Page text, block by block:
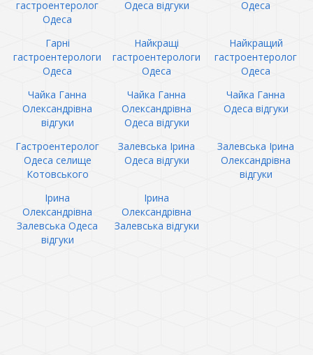
гастроентеролог
Одеса
Одеса відгуки
Одеса
Гарні
гастроентерологи
Одеса
Найкращі
гастроентерологи
Одеса
Найкращий
гастроентеролог
Одеса
Чайка Ганна
Олександрівна
відгуки
Чайка Ганна
Олександрівна
Одеса відгуки
Чайка Ганна
Одеса відгуки
Гастроентеролог
Одеса селище
Котовського
Залевська Ірина
Одеса відгуки
Залевська Ірина
Олександрівна
відгуки
Ірина
Олександрівна
Залевська Одеса
відгуки
Ірина
Олександрівна
Залевська відгуки